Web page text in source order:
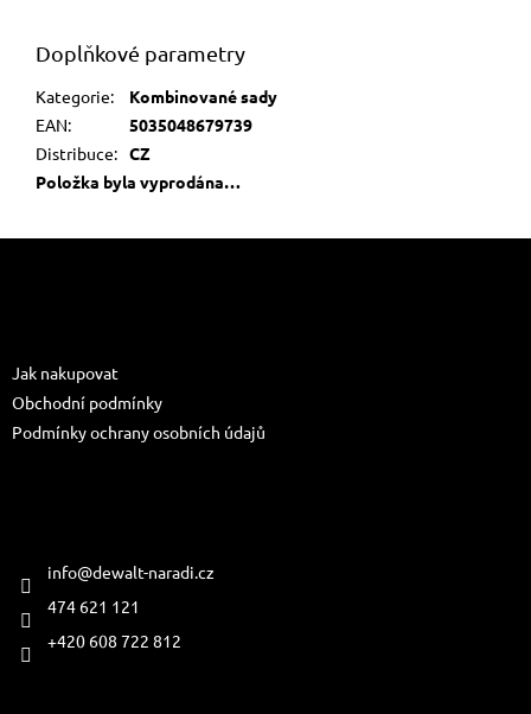
Doplňkové parametry
Kategorie:
Kombinované sady
EAN:
5035048679739
Distribuce: CZ
Položka byla vyprodána…
Jak nakupovat
Obchodní podmínky
Podmínky ochrany osobních údajů
info@dewalt-naradi.cz
474 621 121
+420 608 722 812